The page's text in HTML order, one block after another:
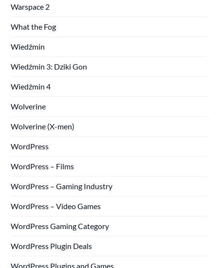
Warspace 2
What the Fog
Wiedźmin
Wiedźmin 3: Dziki Gon
Wiedźmin 4
Wolverine
Wolverine (X-men)
WordPress
WordPress – Films
WordPress – Gaming Industry
WordPress – Video Games
WordPress Gaming Category
WordPress Plugin Deals
WordPress Plugins and Games